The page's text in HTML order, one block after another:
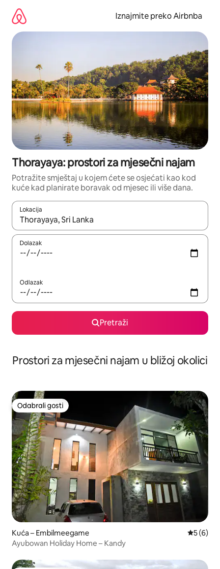
sadržaj
Iznajmite preko Airbnba
Thorayaya: prostori za mjesečni najam
Potražite smještaj u kojem ćete se osjećati kao kod
kuće kad planirate boravak od mjesec ili više dana.
Lokacija
Kada budu dostupni rezultati, moći ćete ih pregledati
Dolazak
Odlazak
Pretraži
Prostori za mjesečni najam u bližoj okolici
Odabrali gosti
Odabrali gosti
Kuća – Embilmeegame
5 (6)
Ayubowan Holiday Home – Kandy